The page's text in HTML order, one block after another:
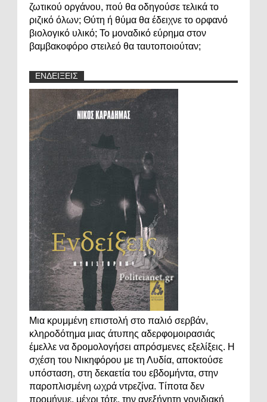
ζωτικού οργάνου, πού θα οδηγούσε τελικά το
ριζικό όλων; Θύτη ή θύμα θα έδειχνε το ορφανό
βιολογικό υλικό; Το μοναδικό εύρημα στον
βαμβακοφόρο στειλεό θα ταυτοποιούταν;
ΕΝΔΕΙΞΕΙΣ
Μια κρυμμένη επιστολή στο παλιό σερβάν,
κληροδότημα μιας άτυπης αδερφομοιρασιάς
έμελλε να δρομολογήσει απρόσμενες εξελίξεις. Η
σχέση του Νικηφόρου με τη Λυδία, αποκτούσε
υπόσταση, στη δεκαετία του εβδομήντα, στην
παροπλισμένη ωχρά ντρεζίνα. Τίποτα δεν
προμήνυε, μέχρι τότε, την ανεξήγητη γονιδιακή